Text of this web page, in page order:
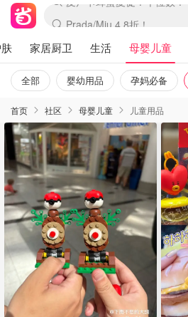
家居厨卫 生活 母婴儿童
全部 婴幼用品 孕妈必备
首页 社区 母婴儿童 儿童用品